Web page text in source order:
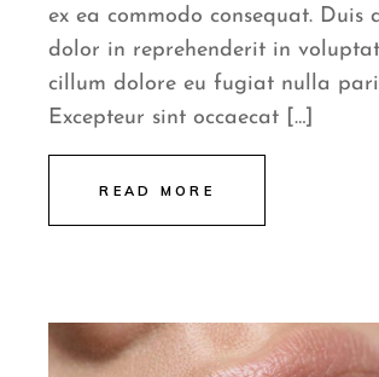
ex ea commodo consequat. Duis
dolor in reprehenderit in
cillum dolore eu fugiat nulla
Excepteur sint occaecat […]
READ MORE